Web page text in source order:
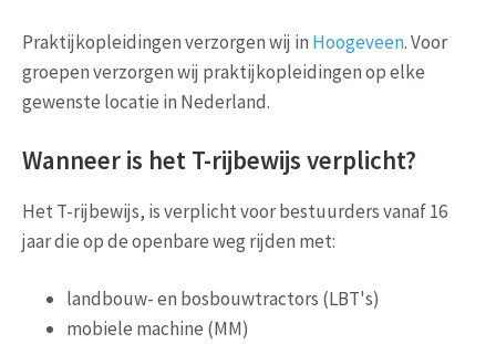
Praktijkopleidingen verzorgen wij in Hoogeveen. Voor
groepen verzorgen wij praktijkopleidingen op elke
gewenste locatie in Nederland.
Wanneer is het T-rijbewijs verplicht?
Het T-rijbewijs, is verplicht voor bestuurders vanaf 16
jaar die op de openbare weg rijden met:
landbouw- en bosbouwtractors (LBT's)
mobiele machine (MM)